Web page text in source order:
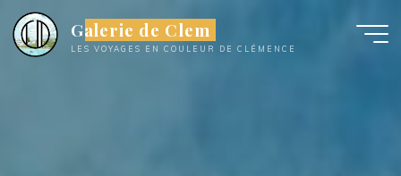
au
contenu
Galerie de Clem
LES VOYAGES EN COULEUR DE CLÉMENCE